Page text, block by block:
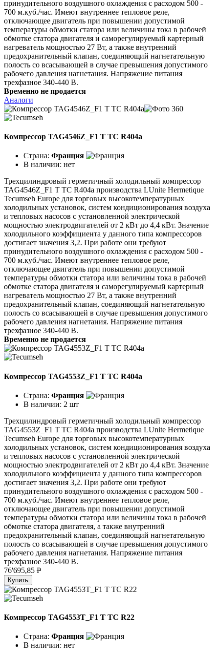
принудительного воздушного охлаждения с расходом 500 -
700 м.куб./час. Имеют внутреннее тепловое реле,
отключающее двигатель при повышении допустимой
температуры обмотки статора или величины тока в рабочей
обмотке статора двигателя и саморегулируемый картерный
нагреватель мощностью 27 Вт, а также внутренний
предохранительный клапан, соединяющий нагнетательную
полость со всасывающей в случае превышения допустимого
рабочего давления нагнетания. Напряжение питания
трехфазное 340-440 В.
Временно не продается
Аналоги
Компрессор TAG4546Z_F1 T TC R404a
Страна: Франция
В наличии: нет
Трехцилиндровый герметичный холодильный компрессор
TAG4546Z_F1 T TC R404a производства LUnite Hermetique
Tecumseh Europe для торговых высокотемпературных
холодильных установок, систем кондиционирования воздуха
и тепловых насосов с установленной электрической
мощностью электродвигателей от 2 кВт до 4,4 кВт. Значение
холодильного коэффициента у данного типа компрессоров
достигает значения 3,2. При работе они требуют
принудительного воздушного охлаждения с расходом 500 -
700 м.куб./час. Имеют внутреннее тепловое реле,
отключающее двигатель при повышении допустимой
температуры обмотки статора или величины тока в рабочей
обмотке статора двигателя и саморегулируемый картерный
нагреватель мощностью 27 Вт, а также внутренний
предохранительный клапан, соединяющий нагнетательную
полость со всасывающей в случае превышения допустимого
рабочего давления нагнетания. Напряжение питания
трехфазное 340-440 В.
Временно не продается
Компрессор TAG4553Z_F1 T TC R404a
Страна: Франция
В наличии: 2 шт
Трехцилиндровый герметичный холодильный компрессор
TAG4553Z_F1 T TC R404a производства LUnite Hermetique
Tecumseh Europe для торговых высокотемпературных
холодильных установок, систем кондиционирования воздуха
и тепловых насосов с установленной электрической
мощностью электродвигателей от 2 кВт до 4,4 кВт. Значение
холодильного коэффициента у данного типа компрессоров
достигает значения 3,2. При работе они требуют
принудительного воздушного охлаждения с расходом 500 -
700 м.куб./час. Имеют внутреннее тепловое реле,
отключающее двигатель при повышении допустимой
температуры обмотки статора или величины тока в рабочей
обмотке статора двигателя, а также внутренний
предохранительный клапан, соединяющий нагнетательную
полость со всасывающей в случае превышения допустимого
рабочего давления нагнетания. Напряжение питания
трехфазное 340-440 В.
76'695,85 P
Купить
Компрессор TAG4553T_F1 T TC R22
Страна: Франция
В наличии: нет